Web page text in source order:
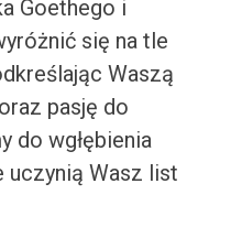
Goethego i
się na tle
Waszą
pasję do
do wgłębienia
uczynią Wasz list